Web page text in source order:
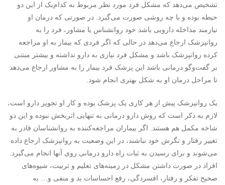
تشخیص می‌دهد که مشکل فرد مورد نظر مربوط به کدام‌یک از این دو
حیطه بوده و با چه روشی صورت می‌گیرد. در صورتی که درمان او
نیازمند مداخله دارویی باشد خود روانشناس یا مشاور، فرد را به
روانپزشک ارجاع می‌دهد در حالی که اگر فردی که بیمار به او مراجعه
کرده روانپزشک باشد و مشکل فرد نیازی به دارو نداشته و بیشتر مبتنی
بر گفت‌وگو درمانی باشد این پزشک فرد بیمار را به مشاور ارجاع می‌دهد
تا مراحل درمان او به شکل بهتری انجام شود.
یک روانپزشک پیش از هر کاری یک پزشک بوده و کار او تجویز دارو است،
لازم به ذکر است که روش دارو درمانی به تنهایی اثربخش نبوده و این دو
شاخه مکمل هم هستند. اگر بیماران مراجعه‌کننده به روانشناسان قادر به
تغییر رفتار و نگرش خود نباشند، در این وضعیت به روانپزشک ارجاع داده
می‌شوند و برای رسیدن به ثبات راه دارو درمانی روی آنها انجام می‌گیرد.
افراد در صورت داشتن مشکل در زمینه‌های تعلیم و تربیت، شیوه‌های
صحیح تفکر و رفتار، افسردگی، رفع احساسات بد و منفی و… به